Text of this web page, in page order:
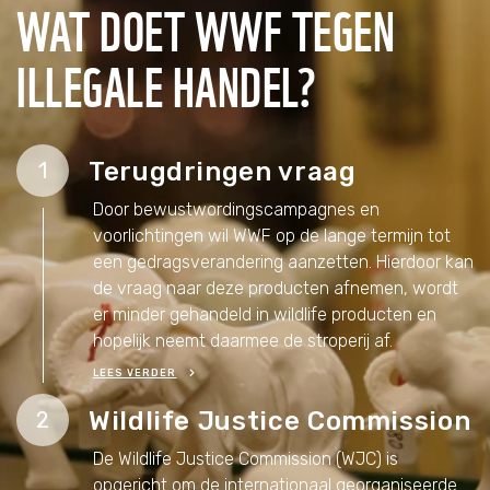
WAT DOET WWF TEGEN
ILLEGALE HANDEL?
1 Terugdringen vraag
Door bewustwordingscampagnes en
voorlichtingen wil WWF op de lange termijn tot
een gedragsverandering aanzetten. Hierdoor kan
de vraag naar deze producten afnemen, wordt
er minder gehandeld in wildlife producten en
hopelijk neemt daarmee de stroperij af.
LEES VERDER
2 Wildlife Justice Commission
De Wildlife Justice Commission (WJC) is
opgericht om de internationaal georganiseerde